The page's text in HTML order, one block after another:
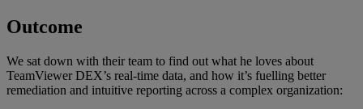
Outcome
We sat down with their team to find out what he loves about
TeamViewer DEX’s real-time data, and how it’s fuelling better
remediation and intuitive reporting across a complex organization: